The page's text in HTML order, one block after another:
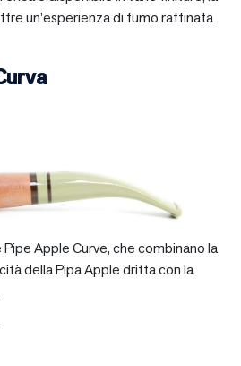
un’esperienza di fumo raffinata
Apple Curve, che combinano la
della Pipa Apple dritta con la